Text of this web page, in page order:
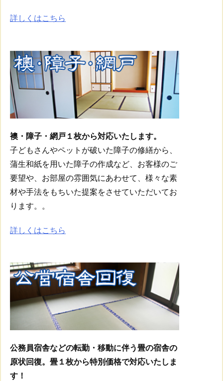
詳しくはこちら
襖・障子・網戸１枚から対応いたします。
子どもさんやペットが破いた障子の修繕から、
蒲生和紙を用いた障子の作成など、お客様のご
要望や、お部屋の雰囲気にあわせて、様々な素
材や手法をもちいた提案をさせていただいてお
ります。。
詳しくはこちら
公務員宿舎などの転勤・移動に伴う畳の宿舎の
原状回復。畳１枚から特別価格で対応いたしま
す！